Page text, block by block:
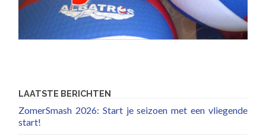
LAATSTE BERICHTEN
ZomerSmash 2026: Start je seizoen met een vliegende
start!